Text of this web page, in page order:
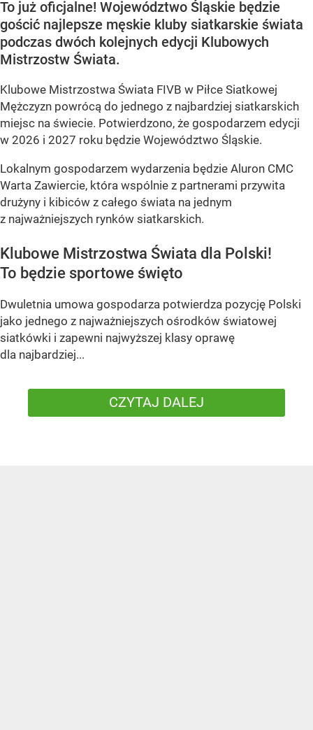
To już oficjalne! Województwo Śląskie będzie
gościć najlepsze męskie kluby siatkarskie świata
podczas dwóch kolejnych edycji Klubowych
Mistrzostw Świata.
Klubowe Mistrzostwa Świata FIVB w Piłce Siatkowej
Mężczyzn powrócą do jednego z najbardziej siatkarskich
miejsc na świecie. Potwierdzono, że gospodarzem edycji
w 2026 i 2027 roku będzie Województwo Śląskie.
Lokalnym gospodarzem wydarzenia będzie Aluron CMC
Warta Zawiercie, która wspólnie z partnerami przywita
drużyny i kibiców z całego świata na jednym
z najważniejszych rynków siatkarskich.
Klubowe Mistrzostwa Świata dla Polski!
To będzie sportowe święto
Dwuletnia umowa gospodarza potwierdza pozycję Polski
jako jednego z najważniejszych ośrodków światowej
siatkówki i zapewni najwyższej klasy oprawę
dla najbardziej...
CZYTAJ DALEJ